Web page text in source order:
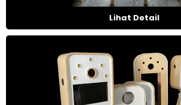
Lihat Detail